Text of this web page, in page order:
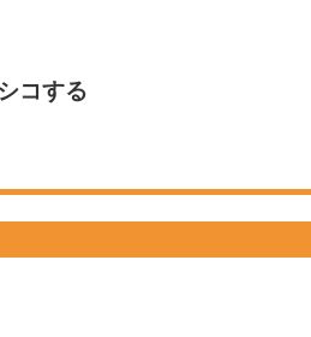
コする